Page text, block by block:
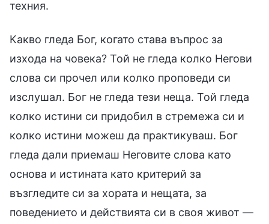
техния.
Какво гледа Бог, когато става въпрос за
изхода на човека? Той не гледа колко Негови
слова си прочел или колко проповеди си
изслушал. Бог не гледа тези неща. Той гледа
колко истини си придобил в стремежа си и
колко истини можеш да практикуваш. Бог
гледа дали приемаш Неговите слова като
основа и истината като критерий за
възгледите си за хората и нещата, за
поведението и действията си в своя живот —